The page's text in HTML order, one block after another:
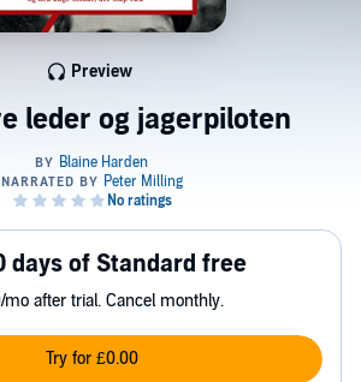
leder og jagerpiloten
Preview
days of Standard free
mo after trial. Cancel monthly.
Try for £0.00